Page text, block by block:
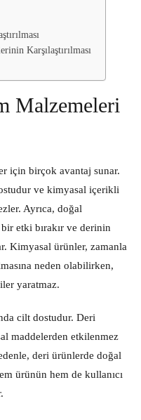
Karşılaştırılması
Malzemeleri
için birçok avantaj sunar.
ve kimyasal içerikli
Ayrıca, doğal
etki bırakır ve derinin
Kimyasal ürünler, zamanla
neden olabilirken,
yaratmaz.
cilt dostudur. Deri
maddelerden etkilenmez
deri ürünlerde doğal
ürünün hem de kullanıcı